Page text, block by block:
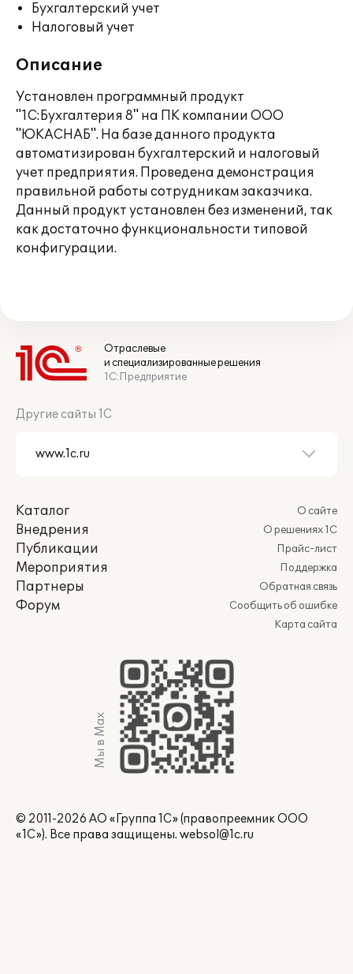
Бухгалтерский учет
Налоговый учет
Описание
Установлен программный продукт
"1С:Бухгалтерия 8" на ПК компании ООО
"ЮКАСНАБ". На базе данного продукта
автоматизирован бухгалтерский и налоговый
учет предприятия. Проведена демонстрация
правильной работы сотрудникам заказчика.
Данный продукт установлен без изменений, так
как достаточно функциональности типовой
конфигурации.
Отраслевые
и специализированные решения
1С:Предприятие
Другие сайты 1С
Каталог
Внедрения
Публикации
Мероприятия
Партнеры
Форум
О сайте
О решениях 1С
Прайс-лист
Поддержка
Обратная связь
Сообщить об ошибке
Карта сайта
Мы в Max
© 2011-2026 АО «Группа 1С» (правопреемник ООО
«1С»). Все права защищены. websol@1c.ru